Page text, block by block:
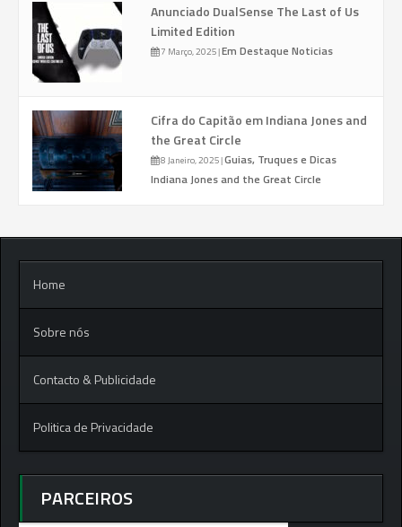
Anunciado DualSense The Last of Us
Limited Edition
7 Março, 2025|Em Destaque Noticias
Cifra do Capitão em Indiana Jones and
the Great Circle
8 Janeiro, 2025|Guias, Truques e Dicas
Indiana Jones and the Great Circle
Home
Sobre nós
Contacto & Publicidade
Politica de Privacidade
PARCEIROS